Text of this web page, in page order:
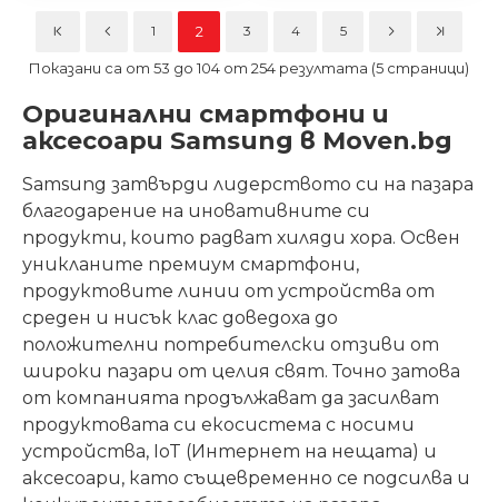
1 2 3 4 5
Показани са от 53 до 104 от 254 резултата (5 страници)
Оригинални смартфони и
аксесоари Samsung в Moven.bg
Samsung затвърди лидерството си на пазара
благодарение на иновативните си
продукти, които радват хиляди хора. Освен
уникланите премиум смартфони,
продуктовите линии от устройства от
среден и нисък клас доведоха до
положителни потребителски отзиви от
широки пазари от целия свят. Точно затова
от компанията продължават да засилват
продуктовата си екосистема с носими
устройства, IoT (Интернет на нещата) и
аксесоари, като същевременно се подсилва и